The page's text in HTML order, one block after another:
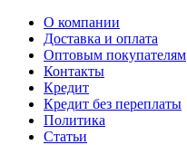
О компании
Доставка и оплата
Оптовым покупателям
Контакты
Кредит
Кредит без переплаты
Политика
Статьи